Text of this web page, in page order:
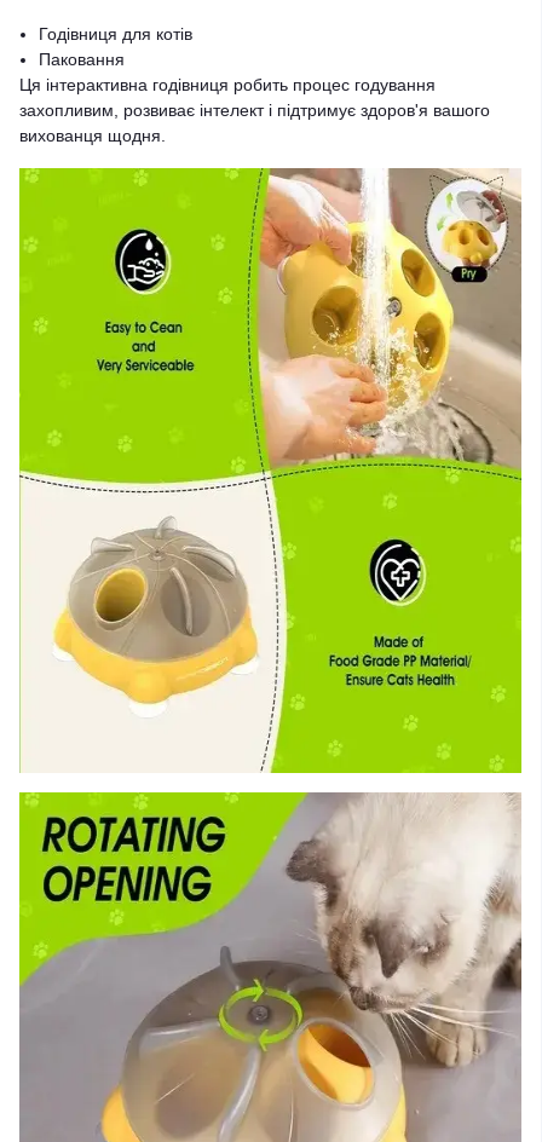
Годівниця для котів
Паковання
Ця інтерактивна годівниця робить процес годування
захопливим, розвиває інтелект і підтримує здоров'я вашого
вихованця щодня.